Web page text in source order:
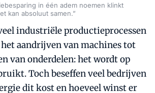
in één adem noemen klinkt
kan absoluut samen.”
industriële productieprocessen
het aandrijven van machines tot
van onderdelen: het wordt op
Toch beseffen veel bedrijven
dit kost en hoeveel winst er